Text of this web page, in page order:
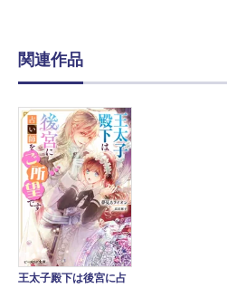
関連作品
王太子殿下は後宮に占